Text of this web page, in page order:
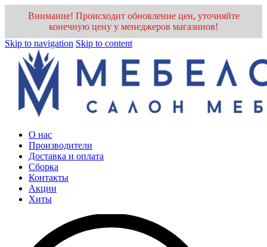
Внимание! Происходит обновление цен, уточняйте
конечную цену у менеджеров магазинов!
Skip to navigation Skip to content
О нас
Производители
Доставка и оплата
Cборка
Контакты
Акции
Хиты